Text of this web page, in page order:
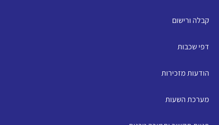
קבלה ורישום
דפי שכבות
הודעות מזכירות
מערכת השעות